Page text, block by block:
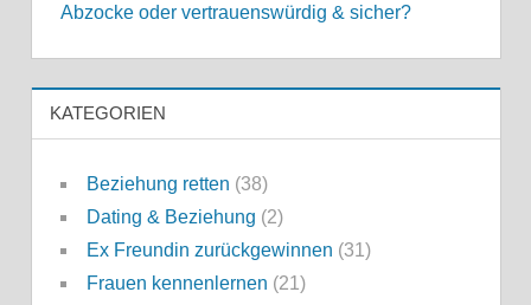
Abzocke oder vertrauenswürdig & sicher?
KATEGORIEN
Beziehung retten (38)
Dating & Beziehung (2)
Ex Freundin zurückgewinnen (31)
Frauen kennenlernen (21)